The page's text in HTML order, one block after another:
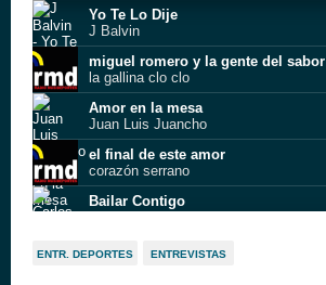
Yo Te Lo Dije
J Balvin
miguel romero y la gente del sabor
la gallina clo clo
Amor en la mesa
Juan Luis Juancho
el final de este amor
corazón serrano
Bailar Contigo
directamente en la web
ENTR. DEPORTES ENTREVISTAS